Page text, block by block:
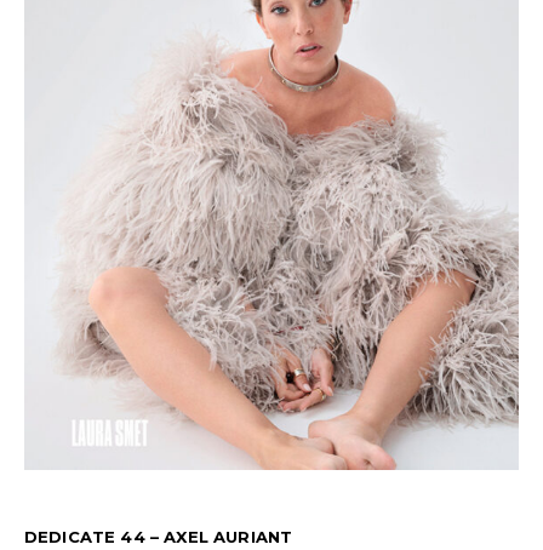
DEDICATE 44 – AXEL AURIANT